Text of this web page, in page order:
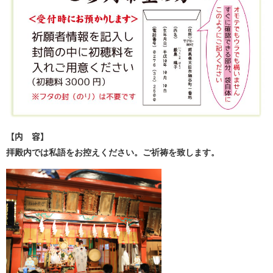
【内 容】
拝殿内では私語をお控えください。ご祈祷を致します。